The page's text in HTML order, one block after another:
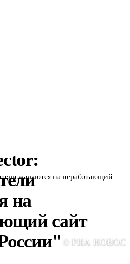
на
сайт
© РИА